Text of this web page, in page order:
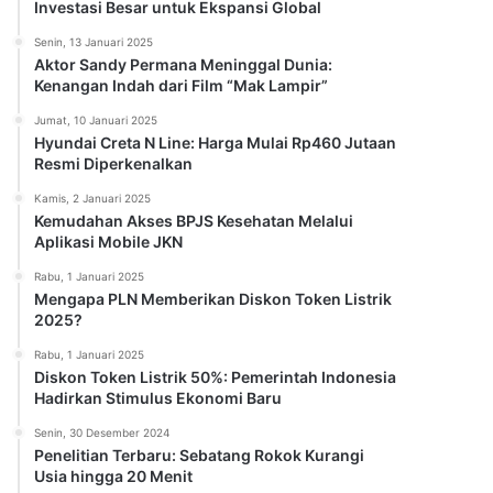
Investasi Besar untuk Ekspansi Global
Senin, 13 Januari 2025
Aktor Sandy Permana Meninggal Dunia:
Kenangan Indah dari Film “Mak Lampir”
Jumat, 10 Januari 2025
Hyundai Creta N Line: Harga Mulai Rp460 Jutaan
Resmi Diperkenalkan
Kamis, 2 Januari 2025
Kemudahan Akses BPJS Kesehatan Melalui
Aplikasi Mobile JKN
Rabu, 1 Januari 2025
Mengapa PLN Memberikan Diskon Token Listrik
2025?
Rabu, 1 Januari 2025
Diskon Token Listrik 50%: Pemerintah Indonesia
Hadirkan Stimulus Ekonomi Baru
Senin, 30 Desember 2024
Penelitian Terbaru: Sebatang Rokok Kurangi
Usia hingga 20 Menit